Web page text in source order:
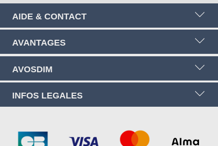
AIDE & CONTACT
AVANTAGES
AVOSDIM
INFOS LEGALES